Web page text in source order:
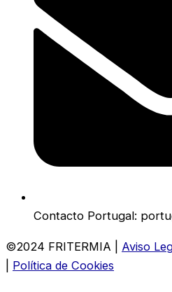
Contacto Portugal:
©2024 FRITERMIA | Aviso
Política de Cookies